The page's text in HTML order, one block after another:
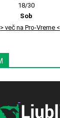
18/30
Sob
> več na Pro-Vreme <